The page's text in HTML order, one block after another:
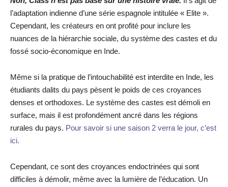
l’adaptation indienne d’une série espagnole intitulée « Elite ».
Cependant, les créateurs en ont profité pour inclure les
nuances de la hiérarchie sociale, du système des castes et du
fossé socio-économique en Inde.
Même si la pratique de l’intouchabilité est interdite en Inde, les
étudiants dalits du pays pèsent le poids de ces croyances
denses et orthodoxes. Le système des castes est démoli en
surface, mais il est profondément ancré dans les régions
rurales du pays. Pour savoir si une saison 2 verra le jour, c’est
ici.
Cependant, ce sont des croyances endoctrinées qui sont
difficiles à démolir, même avec la lumière de l’éducation. Un